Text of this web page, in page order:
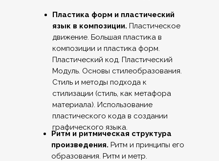
Пластика форм и пластический
язык в композиции. Пластическое
движение. Большая пластика в
композиции и пластика форм.
Пластический код. Пластический
Модуль. Основы стилеобразования.
Стиль и методы подхода к
стилизации (стиль, как метафора
материала). Использование
пластического кода в создании
графического языка.
Ритм и ритмическая структура
произведения. Ритм и принципы его
образования. Ритм и метр.